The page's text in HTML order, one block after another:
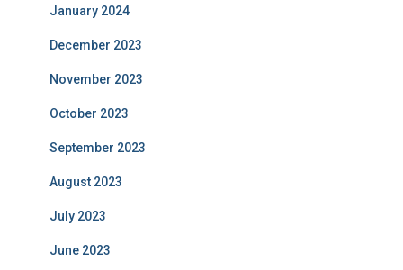
January 2024
December 2023
November 2023
October 2023
September 2023
August 2023
July 2023
June 2023